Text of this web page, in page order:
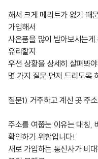
해서 크게 메리트가 없기 때
가입해서
사은품을 많이 받아보시는
유리할지
우선 상황을 상세히 살펴봐
몇 가지 질문 먼저 드리도록
질문1) 거주하고 계신 곳 주
주소를 여쭙는 이유는 대칭,
확인하기 위함입니다!
새로 가입하는 통신사가 비